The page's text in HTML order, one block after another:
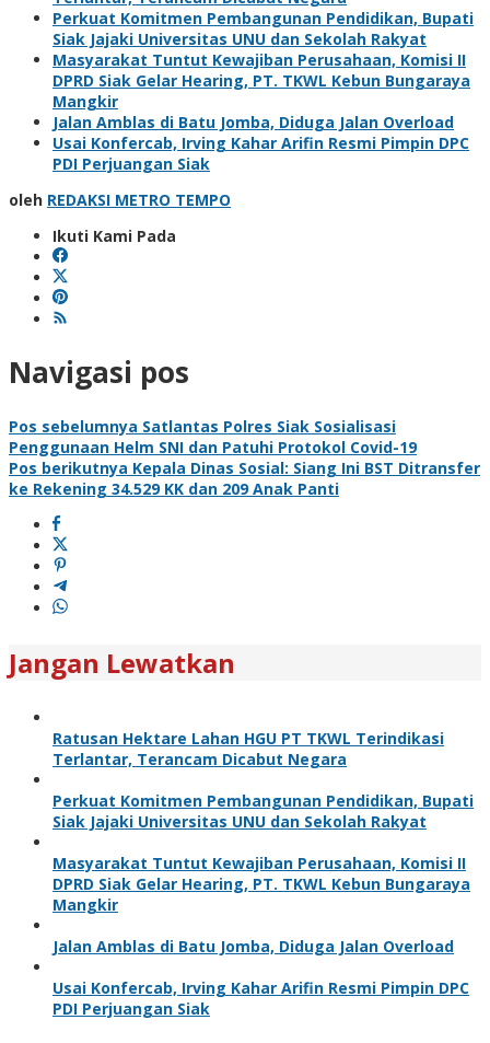
Perkuat Komitmen Pembangunan Pendidikan, Bupati
Siak Jajaki Universitas UNU dan Sekolah Rakyat
Masyarakat Tuntut Kewajiban Perusahaan, Komisi II
DPRD Siak Gelar Hearing, PT. TKWL Kebun Bungaraya
Mangkir
Jalan Amblas di Batu Jomba, Diduga Jalan Overload
Usai Konfercab, Irving Kahar Arifin Resmi Pimpin DPC
PDI Perjuangan Siak
oleh REDAKSI METRO TEMPO
Ikuti Kami Pada
Navigasi pos
Pos sebelumnya Satlantas Polres Siak Sosialisasi
Penggunaan Helm SNI dan Patuhi Protokol Covid-19
Pos berikutnya Kepala Dinas Sosial: Siang Ini BST Ditransfer
ke Rekening 34.529 KK dan 209 Anak Panti
Jangan Lewatkan
Ratusan Hektare Lahan HGU PT TKWL Terindikasi
Terlantar, Terancam Dicabut Negara
Perkuat Komitmen Pembangunan Pendidikan, Bupati
Siak Jajaki Universitas UNU dan Sekolah Rakyat
Masyarakat Tuntut Kewajiban Perusahaan, Komisi II
DPRD Siak Gelar Hearing, PT. TKWL Kebun Bungaraya
Mangkir
Jalan Amblas di Batu Jomba, Diduga Jalan Overload
Usai Konfercab, Irving Kahar Arifin Resmi Pimpin DPC
PDI Perjuangan Siak